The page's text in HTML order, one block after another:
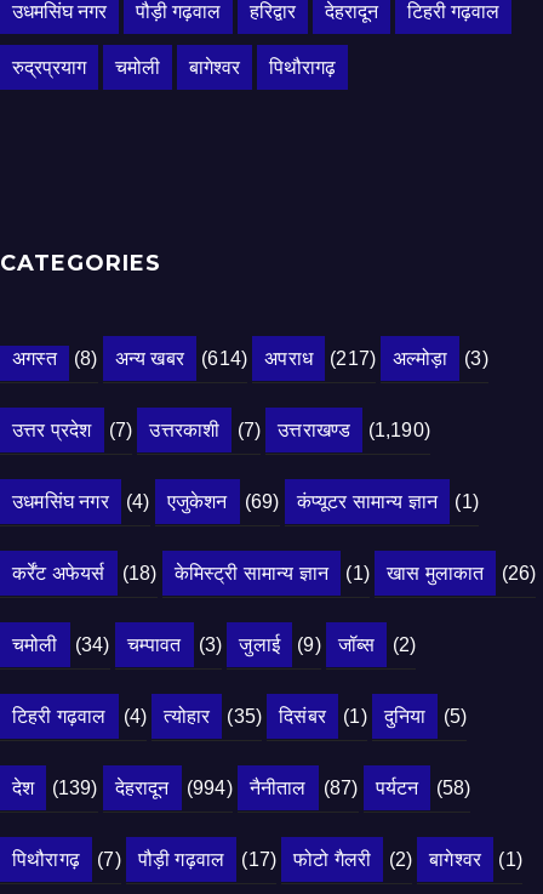
उधमसिंघ नगर पौड़ी गढ़वाल हरिद्वार देहरादून टिहरी गढ़वाल
रुद्रप्रयाग चमोली बागेश्वर पिथौरागढ़
CATEGORIES
अगस्त (8) अन्य खबर (614) अपराध (217) अल्मोड़ा (3)
उत्तर प्रदेश (7) उत्तरकाशी (7) उत्तराखण्ड (1,190)
उधमसिंघ नगर (4) एजुकेशन (69) कंप्यूटर सामान्य ज्ञान (1)
कर्रेंट अफेयर्स (18) केमिस्ट्री सामान्य ज्ञान (1) खास मुलाकात (26)
चमोली (34) चम्पावत (3) जुलाई (9) जॉब्स (2)
टिहरी गढ़वाल (4) त्योहार (35) दिसंबर (1) दुनिया (5)
देश (139) देहरादून (994) नैनीताल (87) पर्यटन (58)
पिथौरागढ़ (7) पौड़ी गढ़वाल (17) फोटो गैलरी (2) बागेश्वर (1)